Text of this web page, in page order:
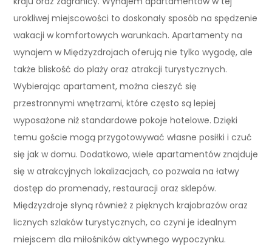
urokliwej miejscowości to doskonały sposób na spędzenie
wakacji w komfortowych warunkach. Apartamenty na
wynajem w Międzyzdrojach oferują nie tylko wygodę, ale
także bliskość do plaży oraz atrakcji turystycznych.
Wybierając apartament, można cieszyć się
przestronnymi wnętrzami, które często są lepiej
wyposażone niż standardowe pokoje hotelowe. Dzięki
temu goście mogą przygotowywać własne posiłki i czuć
się jak w domu. Dodatkowo, wiele apartamentów znajduje
się w atrakcyjnych lokalizacjach, co pozwala na łatwy
dostęp do promenady, restauracji oraz sklepów.
Międzyzdroje słyną również z pięknych krajobrazów oraz
licznych szlaków turystycznych, co czyni je idealnym
miejscem dla miłośników aktywnego wypoczynku.